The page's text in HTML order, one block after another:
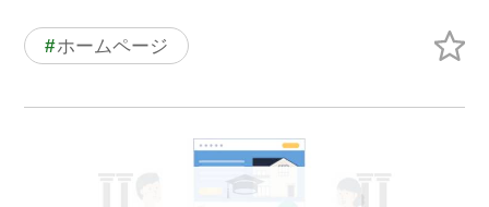
#ホームページ